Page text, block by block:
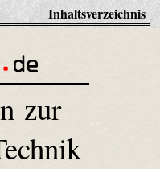
Inhaltsverzeichnis
zur